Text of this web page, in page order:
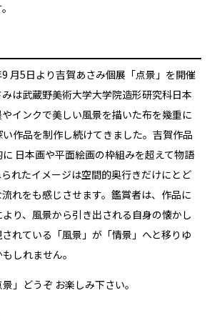
月5日より吉賀あさみ個展「点景」を開催
は武蔵野美術大学大学院造形研究科日本
インクで美しい風景を描いた布を幾重に
作品を制作し続けてきました。吉賀作品
日本画や平面絵画の枠組みを超えて物語
れたイメージは空間的奥行きだけにとど
れをも感じさせます。鑑賞者は、作品に
り、風景から引き出される自身の懐かし
れている「風景」が「情景」へと移りゆ
しれません。
」どうぞ お楽しみ下さい。